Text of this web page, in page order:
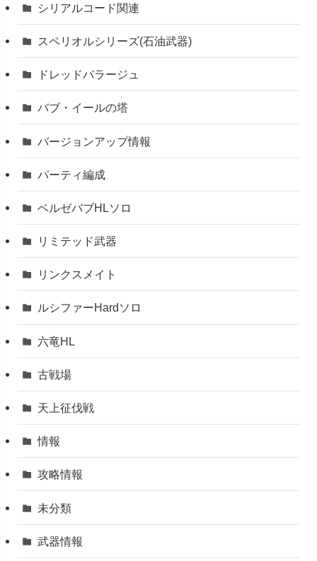
シリアルコード関連
スペリオルシリーズ(石油武器)
ドレッドバラージュ
バブ・イールの塔
バージョンアップ情報
パーティ編成
ベルゼバブHLソロ
リミテッド武器
リンクスメイト
ルシファーHardソロ
六竜HL
古戦場
天上征伐戦
情報
攻略情報
未分類
武器情報